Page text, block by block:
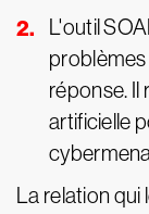
L'outil
réponse. Il
artificielle
La relation qui